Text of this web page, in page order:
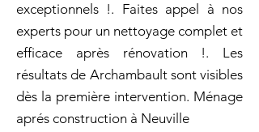
exceptionnels !. Faites appel à nos
experts pour un nettoyage complet et
efficace après rénovation !. Les
résultats de Archambault sont visibles
dès la première intervention. Ménage
aprés construction à Neuville